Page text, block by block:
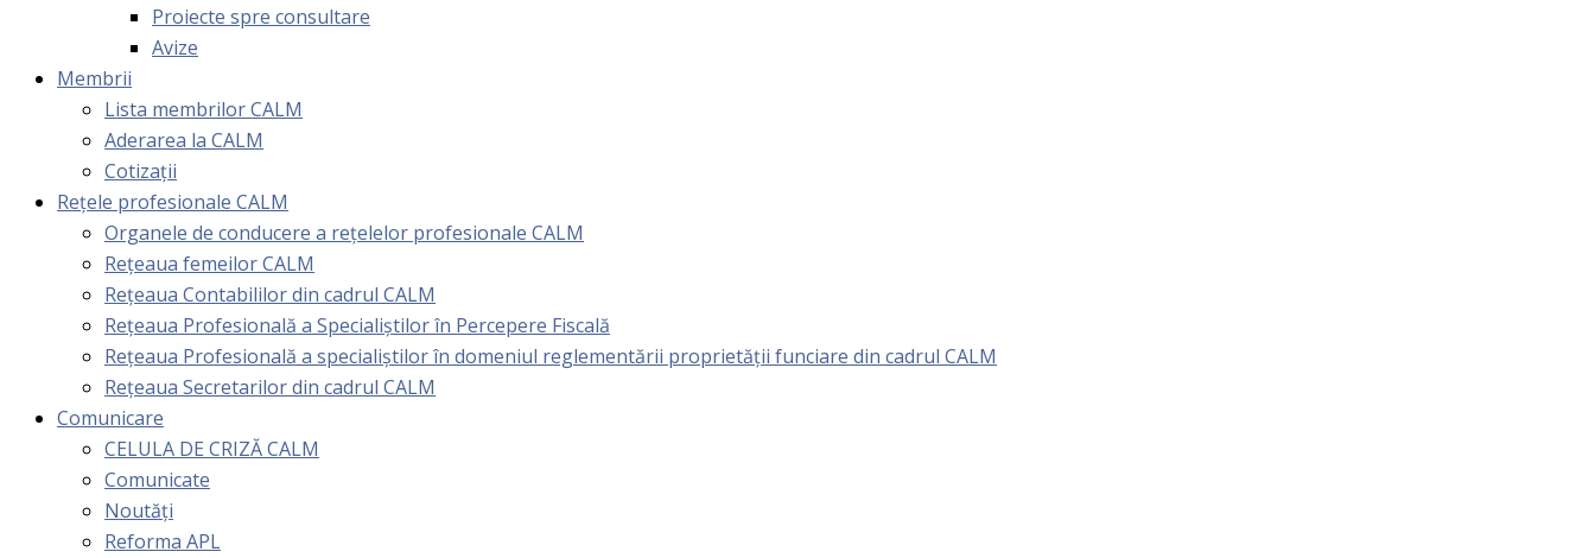
Proiecte spre consultare
Avize
Membrii
Lista membrilor CALM
Aderarea la CALM
Cotizaţii
Rețele profesionale CALM
Organele de conducere a rețelelor profesionale CALM
Rețeaua femeilor CALM
Rețeaua Contabililor din cadrul CALM
Rețeaua Profesională a Specialiștilor în Percepere Fiscală
Reţeaua Profesională a specialiştilor în domeniul reglementării proprietăţii funciare din cadrul CALM
Rețeaua Secretarilor din cadrul CALM
Comunicare
CELULA DE CRIZĂ CALM
Comunicate
Noutăți
Reforma APL